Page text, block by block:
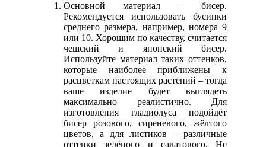
Основной материал – бисер.
Рекомендуется использовать бусинки
среднего размера, например, номера 9
или 10. Хорошим по качеству, считается
чешский и японский бисер.
Используйте материал таких оттенков,
которые наиболее приближены к
расцветкам настоящих растений – тогда
ваше изделие будет выглядеть
максимально реалистично. Для
изготовления гладиолуса подойдёт
бисер розового, сиреневого, жёлтого
цветов, а для листиков – различные
оттенки зелёного и салатового. Не